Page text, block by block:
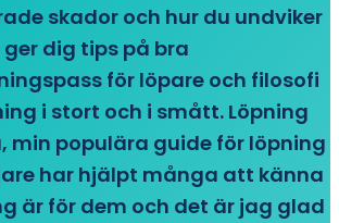
skador och hur du undviker
dig tips på bra
för löpare och filosofi
i stort och i smått. Löpning
min populära guide för löpning
har hjälpt många att känna
är för dem och det är jag glad